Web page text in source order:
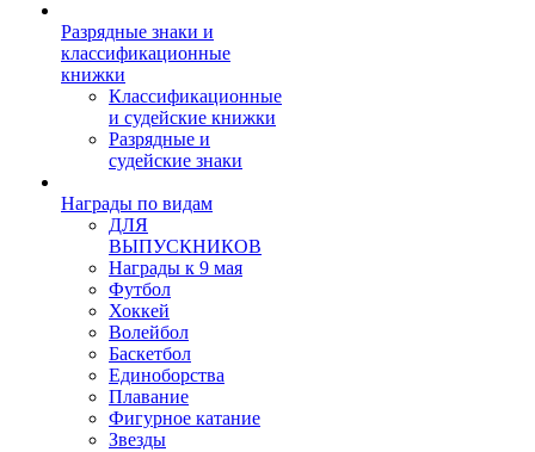
Разрядные знаки и
классификационные
книжки
Классификационные
и судейские книжки
Разрядные и
судейские знаки
Награды по видам
ДЛЯ
ВЫПУСКНИКОВ
Награды к 9 мая
Футбол
Хоккей
Волейбол
Баскетбол
Единоборства
Плавание
Фигурное катание
Звезды